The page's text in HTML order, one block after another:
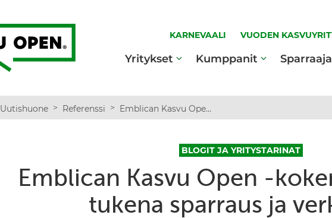
KARNEVAALI VUODEN
Yritykset Kumppanit
Uutishuone > Referenssi > Emblican Kasvu Open -kokemus: Kasvun tukena sparraus ja verkostot
BLOGIT JA YRITYSTARINAT
Emblican Kasvu Open -
tukena sparraus ja